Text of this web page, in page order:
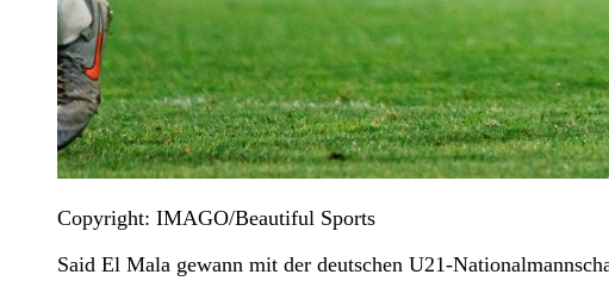
Copyright: IMAGO/Beautiful Sports
Said El Mala gewann mit der deutschen U21-